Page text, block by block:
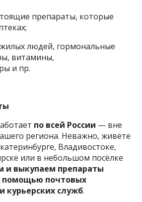
препараты, которые
людей, гормональные
витамины,
и пр.
по всей России — вне
региона. Неважно, живёте
Владивостоке,
или в небольшом посёлке
и выкупаем препараты
помощью почтовых
курьерских служб.